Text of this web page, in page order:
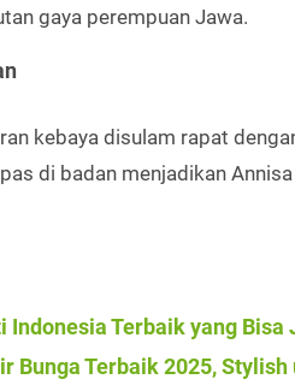
gaya perempuan Jawa.
kebaya disulam rapat
di badan menjadikan
Indonesia Terbaik yang
Bunga Terbaik 2025,